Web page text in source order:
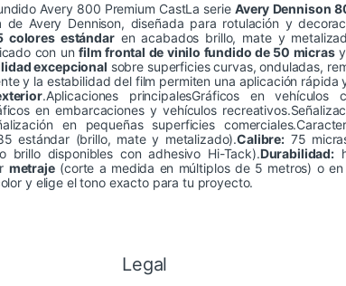
Avery 800 Premium CastLa serie Avery Dennison
de Avery Dennison, diseñada para rotulación y
colores estándaren acabados brillo, mate y
con un film frontal de vinilo fundido de 50 micrasy
excepcional sobre superficies curvas, onduladas,
y la estabilidad del film permiten una aplicación
.Aplicaciones principalesGráficos en
en embarcaciones y vehículos
en pequeñas superficies
estándar (brillo, mate y metalizado).Calibre: 75
brillo disponibles con adhesivo Hi-Tack).Durabilidad:
metraje(corte a medida en múltiplos de 5 metros) o en
y elige el tono exacto para tu proyecto.
Legal